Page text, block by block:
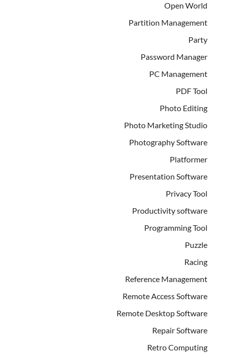
Open World
Partition Management
Party
Password Manager
PC Management
PDF Tool
Photo Editing
Photo Marketing Studio
Photography Software
Platformer
Presentation Software
Privacy Tool
Productivity software
Programming Tool
Puzzle
Racing
Reference Management
Remote Access Software
Remote Desktop Software
Repair Software
Retro Computing